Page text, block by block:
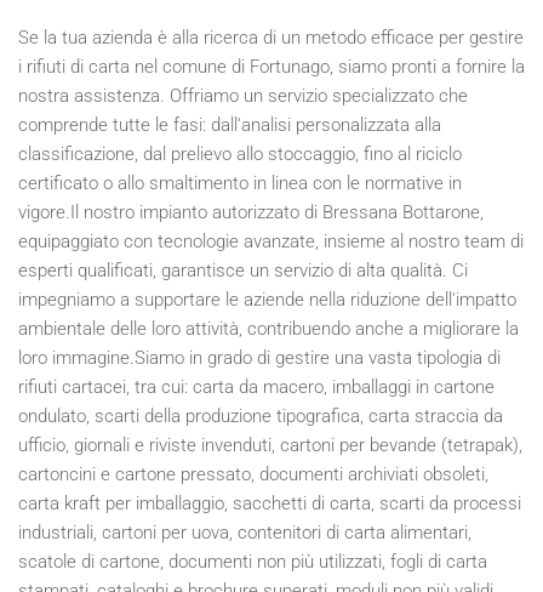
Se la tua azienda è alla ricerca di un metodo efficace per gestire
i rifiuti di carta nel comune di Fortunago, siamo pronti a fornire la
nostra assistenza. Offriamo un servizio specializzato che
comprende tutte le fasi: dall'analisi personalizzata alla
classificazione, dal prelievo allo stoccaggio, fino al riciclo
certificato o allo smaltimento in linea con le normative in
vigore.Il nostro impianto autorizzato di Bressana Bottarone,
equipaggiato con tecnologie avanzate, insieme al nostro team di
esperti qualificati, garantisce un servizio di alta qualità. Ci
impegniamo a supportare le aziende nella riduzione dell'impatto
ambientale delle loro attività, contribuendo anche a migliorare la
loro immagine.Siamo in grado di gestire una vasta tipologia di
rifiuti cartacei, tra cui: carta da macero, imballaggi in cartone
ondulato, scarti della produzione tipografica, carta straccia da
ufficio, giornali e riviste invenduti, cartoni per bevande (tetrapak),
cartoncini e cartone pressato, documenti archiviati obsoleti,
carta kraft per imballaggio, sacchetti di carta, scarti da processi
industriali, cartoni per uova, contenitori di carta alimentari,
scatole di cartone, documenti non più utilizzati, fogli di carta